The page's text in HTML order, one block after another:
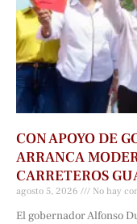
CON APOYO DE
ARRANCA
CARRETEROS
agosto 5, 2026 No hay
El gobernador Alfonso